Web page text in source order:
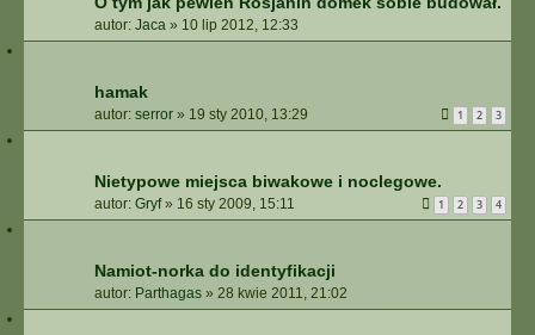
autor: Jaca » 10 lip 2012, 12:33
hamak
autor: serror » 19 sty 2010, 13:29 1 2 3
Nietypowe miejsca biwakowe i noclegowe.
autor: Gryf» 16 sty 2009, 15:11 1 2 3 4
Namiot-norka do identyfikacji
autor: Parthagas » 28 kwie 2011, 21:02